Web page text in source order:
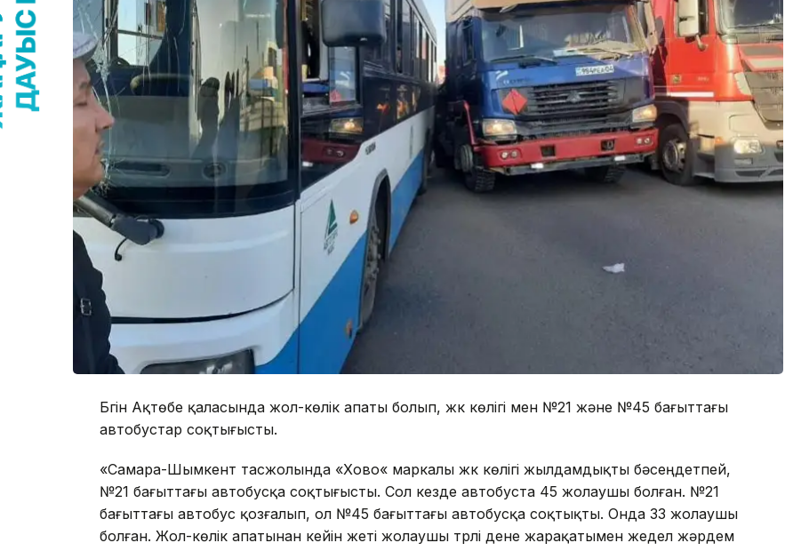
Бүгін Ақтөбе қаласында жол-көлік апаты болып, жүк көлігі мен №21 және №45 бағыттағы
автобустар соқтығысты.
«Самара-Шымкент тасжолында «Хово« маркалы жүк көлігі жылдамдықты бәсеңдетпей,
№21 бағыттағы автобусқа соқтығысты. Сол кезде автобуста 45 жолаушы болған. №21
бағыттағы автобус қозғалып, ол №45 бағыттағы автобусқа соқтықты. Онда 33 жолаушы
болған. Жол-көлік апатынан кейін жеті жолаушы түрлі дене жарақатымен жедел жәрдем